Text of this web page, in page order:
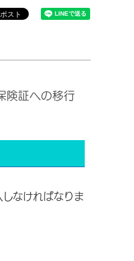
険証への移行
なければなりま